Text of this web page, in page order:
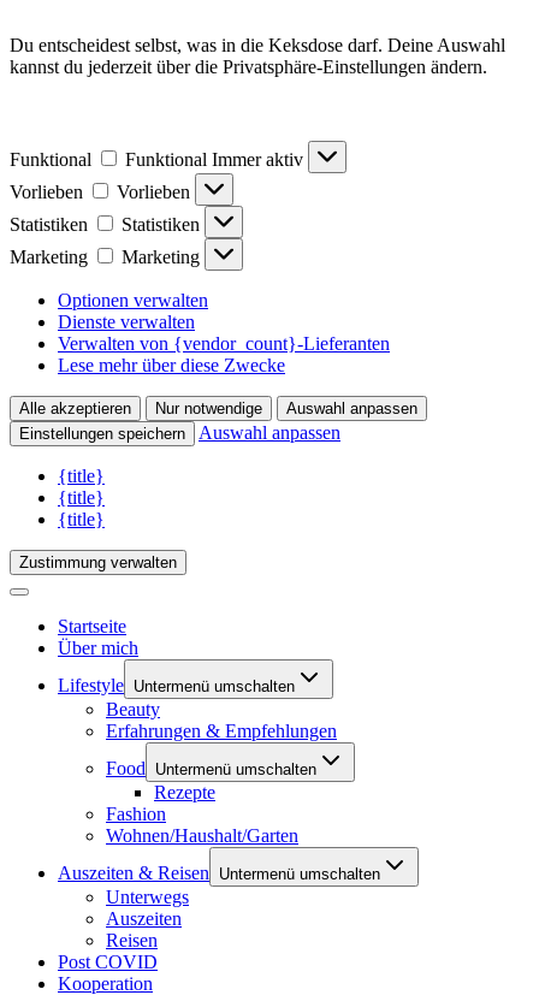
Du entscheidest selbst, was in die Keksdose darf. Deine Auswahl
kannst du jederzeit über die Privatsphäre-Einstellungen ändern.
Funktional Funktional Immer aktiv
Vorlieben
Vorlieben
Statistiken
Statistiken
Marketing
Marketing
Optionen verwalten
Dienste verwalten
Verwalten von {vendor_count}-Lieferanten
Lese mehr über diese Zwecke
Alle akzeptieren Nur notwendige
Auswahl anpassen
Einstellungen speichern
Auswahl anpassen
{title}
{title}
{title}
Zustimmung verwalten
Startseite
Über mich
Lifestyle Untermenü umschalten
Beauty
Erfahrungen & Empfehlungen
Food
Untermenü umschalten
Rezepte
Fashion
Wohnen/Haushalt/Garten
Auszeiten & Reisen
Untermenü umschalten
Unterwegs
Auszeiten
Reisen
Post COVID
Kooperation